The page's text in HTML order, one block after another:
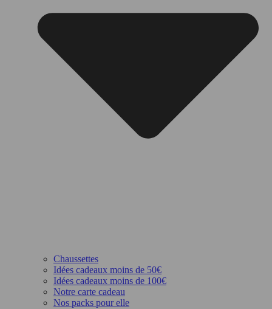
Chaussettes
Idées cadeaux moins de 50€
Idées cadeaux moins de 100€
Notre carte cadeau
Nos packs pour elle